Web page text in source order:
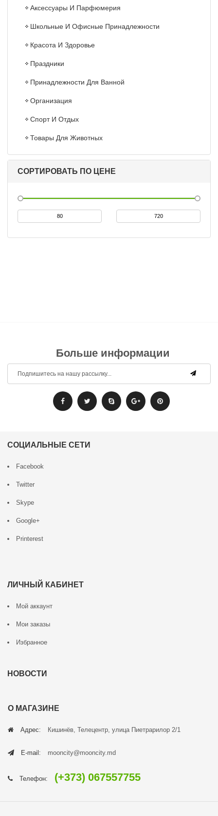
Аксессуары И Парфюмерия
Школьные И Офисные Принадлежности
Красота И Здоровье
Праздники
Принадлежности Для Ванной
Организация
Спорт И Отдых
Товары Для Животных
СОРТИРОВАТЬ ПО ЦЕНЕ
Больше информации
СОЦИАЛЬНЫЕ СЕТИ
Facebook
Twitter
Skype
Google+
Printerest
ЛИЧНЫЙ КАБИНЕТ
Мой аккаунт
Мои заказы
Избранное
НОВОСТИ
О МАГАЗИНЕ
Адрес: Кишинёв, Телецентр, улица Пиетрарилор 2/1
E-mail: mooncity@mooncity.md
Телефон: (+373) 067557755